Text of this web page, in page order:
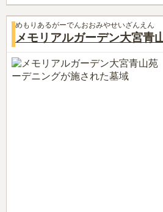
めもりあるがーでんおおみやせいざんえん
メモリアルガーデン大宮青